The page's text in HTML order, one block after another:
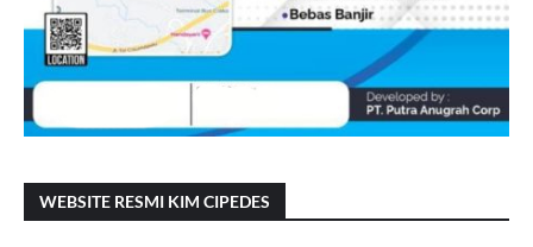
WEBSITE RESMI KIM CIPEDES